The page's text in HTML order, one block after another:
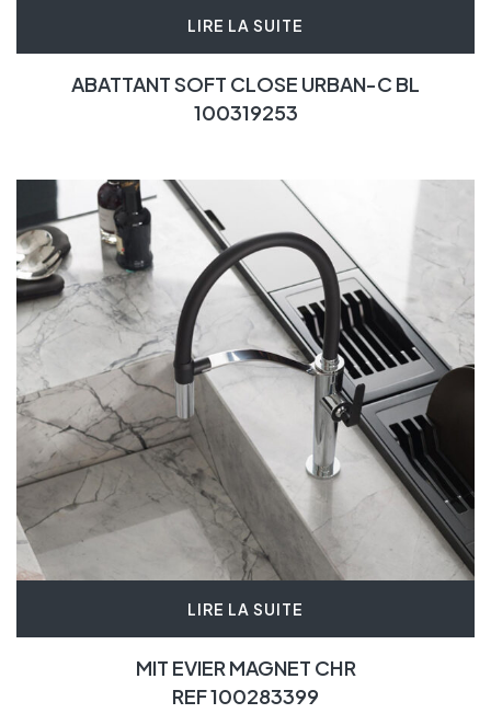
LIRE LA SUITE
ABATTANT SOFT CLOSE URBAN-C BL
100319253
LIRE LA SUITE
MIT EVIER MAGNET CHR
REF 100283399